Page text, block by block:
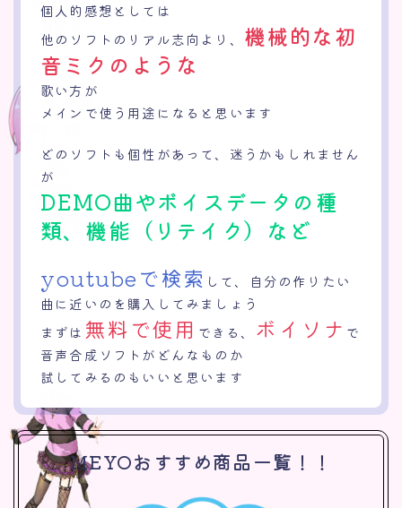
個人的感想としては
他のソフトのリアル志向より、 機械的な初
音ミクのような
歌い方が
メインで使う用途になると思います
どのソフトも個性があって、迷うかもしれません
が
DEMO曲やボイスデータの種
類、機能（リテイク）など
youtubeで検索 して、自分の作りたい
曲に近いのを購入してみましょう
まずは 無料で使用 できる、 ボイソナ で
音声合成ソフトがどんなものか
試してみるのもいいと思います
MEYOおすすめ商品一覧！！